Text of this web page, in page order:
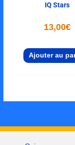
IQ Stars
13,00€
Ajouter au